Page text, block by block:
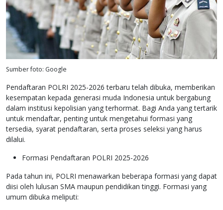
Sumber foto: Google
Pendaftaran POLRI 2025-2026 terbaru telah dibuka, memberikan
kesempatan kepada generasi muda Indonesia untuk bergabung
dalam institusi kepolisian yang terhormat. Bagi Anda yang tertarik
untuk mendaftar, penting untuk mengetahui formasi yang
tersedia, syarat pendaftaran, serta proses seleksi yang harus
dilalui.
Formasi Pendaftaran POLRI 2025-2026
Pada tahun ini, POLRI menawarkan beberapa formasi yang dapat
diisi oleh lulusan SMA maupun pendidikan tinggi. Formasi yang
umum dibuka meliputi: